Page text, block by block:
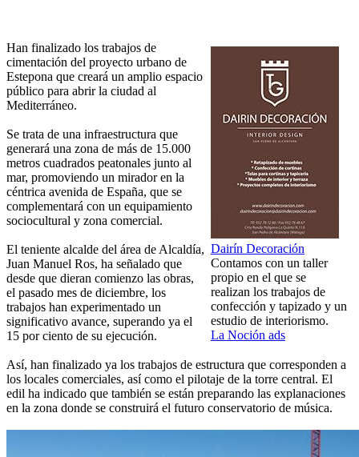
Dairín Decoración
Contamos con un taller
propio en el que se
realizan los trabajos de
confección y tapizado y un
estudio de interiorismo.
La Noción ads
Han finalizado los trabajos de
cimentación del proyecto urbano de
Estepona que creará un amplio espacio
público para abrir la ciudad al
Mediterráneo.
Se trata de una infraestructura que
generará una zona de más de 15.000
metros cuadrados peatonales junto al
mar, promoviendo un mirador en la
céntrica avenida de España, que se
complementará con un equipamiento
sociocultural y zona comercial.
El teniente alcalde del área de Alcaldía,
Juan Manuel Ros, ha señalado que
desde que dieran comienzo las obras,
el pasado mes de diciembre, los
trabajos han experimentado un
significativo avance, superando ya el
15 por ciento de su ejecución.
Así, han finalizado ya los trabajos de estructura que corresponden a
los locales comerciales, así como el pilotaje de la torre central. El
edil ha indicado que también se están preparando las explanaciones
en la zona donde se construirá el futuro conservatorio de música.